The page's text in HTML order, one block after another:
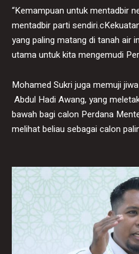
​“Kemampuan untuk mentadbir
mentadbir parti
yang paling matang di tanah air
utama untuk kita mengemudi
​Mohamed Sukri juga memuji
Abdul Hadi Awang, yang
bawah bagi calon Perdana
melihat beliau sebagai calon